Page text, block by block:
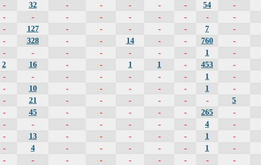
- 32 - - - - - 54
-
- - - - - - - -
-
- 127 - - - - - 7
-
- 328 - - 14 - - 760
-
- - - - - - - 1
-
2 16 - - 1 1 - 453
-
- - - - - - - 1
-
- 10 - - - - - 1
-
- 21 - - - - - -
5
- 45 - - - - - 265
-
- - - - - - - 4
-
- 13 - - - - - 1
-
- 4 - - - - - 1
-
- - - - - - - -
-